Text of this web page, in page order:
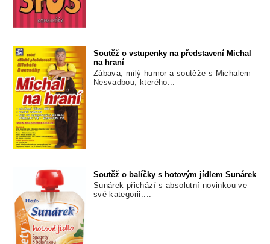
Soutěž o vstupenky na představení Michal
na hraní
Zábava, milý humor a soutěže s Michalem
Nesvadbou, kterého...
Soutěž o balíčky s hotovým jídlem Sunárek
Sunárek přichází s absolutní novinkou ve
své kategorii....